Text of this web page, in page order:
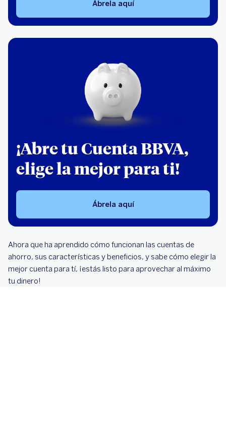
Ábrela aquí
¡Abre tu Cuenta BBVA,
elige la mejor para ti!
Ábrela aquí
Ahora que ha aprendido cómo funcionan las cuentas de
ahorro, sus características y beneficios, y sabe cómo elegir la
mejor cuenta para tí, ¡estás listo para aprovechar al máximo
tu dinero!